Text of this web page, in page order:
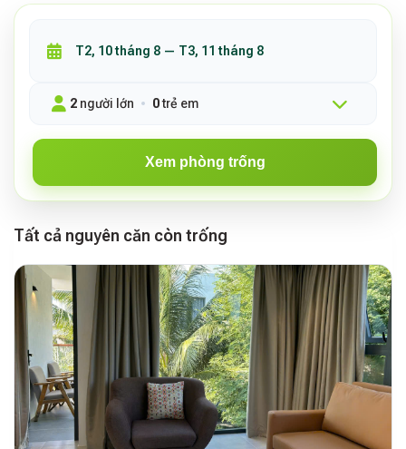
2 người lớn 0trẻ em
Xem phòng trống
Tất cả nguyên căn còn trống